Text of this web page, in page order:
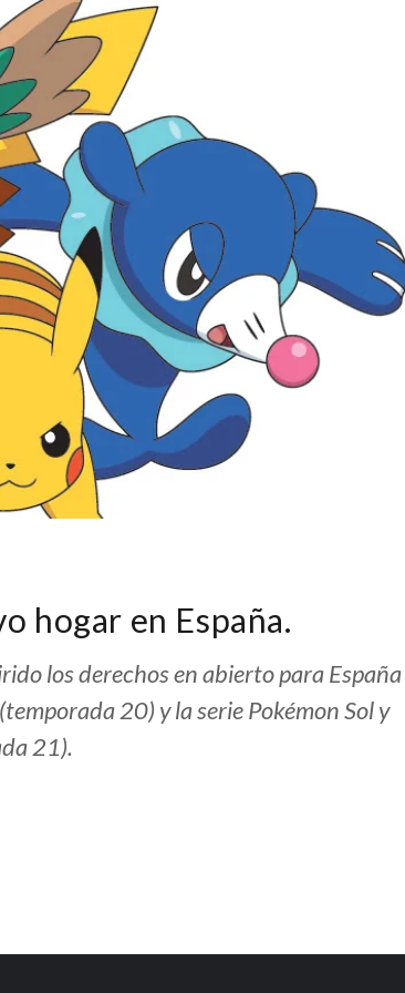
hogar en España.
los derechos en abierto para España
20) y la serie Pokémon Sol y
21).